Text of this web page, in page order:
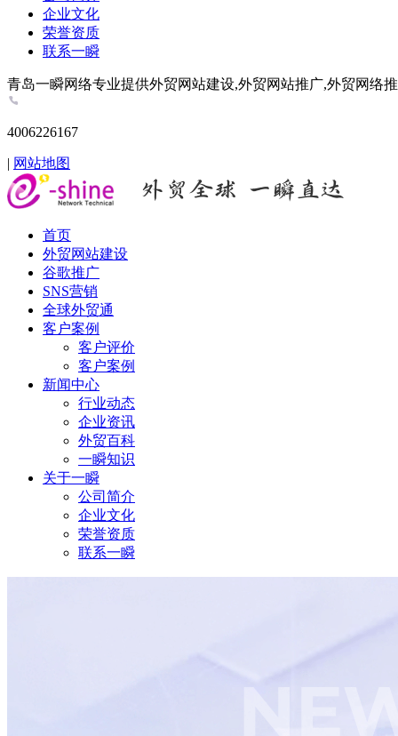
企业文化
荣誉资质
联系一瞬
青岛一瞬网络专业提供外贸网站建设,外贸网站推广,外贸网络
4006226167
| 网站地图
首页
外贸网站建设
谷歌推广
SNS营销
全球外贸通
客户案例
客户评价
客户案例
新闻中心
行业动态
企业资讯
外贸百科
一瞬知识
关于一瞬
公司简介
企业文化
荣誉资质
联系一瞬